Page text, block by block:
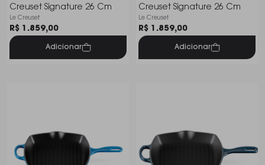
Creuset Signature 26 Cm
Le Creuset
R$ 1.859,00
Adicionar
Creuset Signature 26 Cm
Le Creuset
R$ 1.859,00
Adicionar